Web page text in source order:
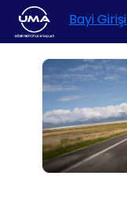
Bayi Girişi